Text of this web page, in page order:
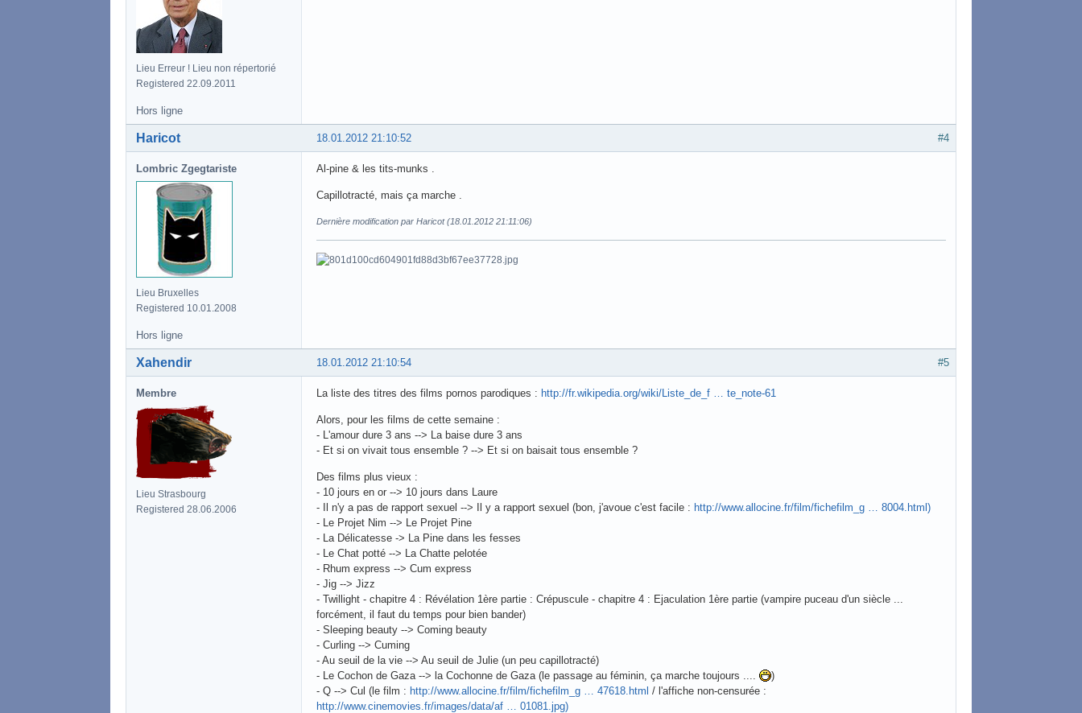
Lieu Erreur ! Lieu non répertorié
Registered 22.09.2011
Hors ligne
#4
18.01.2012 21:10:52
Haricot
Lombric Zgegtariste
Lieu Bruxelles
Registered 10.01.2008
Al-pine & les tits-munks .
Capillotracté, mais ça marche .
Dernière modification par Haricot (18.01.2012 21:11:06)
Hors ligne
#5
18.01.2012 21:10:54
Xahendir
Membre
Lieu Strasbourg
Registered 28.06.2006
La liste des titres des films pornos parodiques : http://fr.wikipedia.org/wiki/Liste_de_f … te_note-61
Alors, pour les films de cette semaine :
- L'amour dure 3 ans --> La baise dure 3 ans
- Et si on vivait tous ensemble ? --> Et si on baisait tous ensemble ?
Des films plus vieux :
- 10 jours en or --> 10 jours dans Laure
- Il n'y a pas de rapport sexuel --> Il y a rapport sexuel (bon, j'avoue c'est facile : http://www.allocine.fr/film/fichefilm_g … 8004.html)
- Le Projet Nim --> Le Projet Pine
- La Délicatesse -> La Pine dans les fesses
- Le Chat potté --> La Chatte pelotée
- Rhum express --> Cum express
- Jig --> Jizz
- Twillight - chapitre 4 : Révélation 1ère partie : Crépuscule - chapitre 4 : Ejaculation 1ère partie (vampire puceau d'un siècle ...
forcément, il faut du temps pour bien bander)
- Sleeping beauty --> Coming beauty
- Curling --> Cuming
- Au seuil de la vie --> Au seuil de Julie (un peu capillotracté)
- Le Cochon de Gaza --> la Cochonne de Gaza (le passage au féminin, ça marche toujours ....
)
- Q --> Cul (le film : http://www.allocine.fr/film/fichefilm_g … 47618.html / l'affiche non-censurée :
http://www.cinemovies.fr/images/data/af … 01081.jpg)